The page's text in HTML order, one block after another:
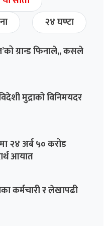
२४ घण्टा
ग्रान्ड फिनाले,, कसले
मुद्राको विनिमयदर
२४ अर्ब ५० करोड
आयात
कर्मचारी र लेखापढी